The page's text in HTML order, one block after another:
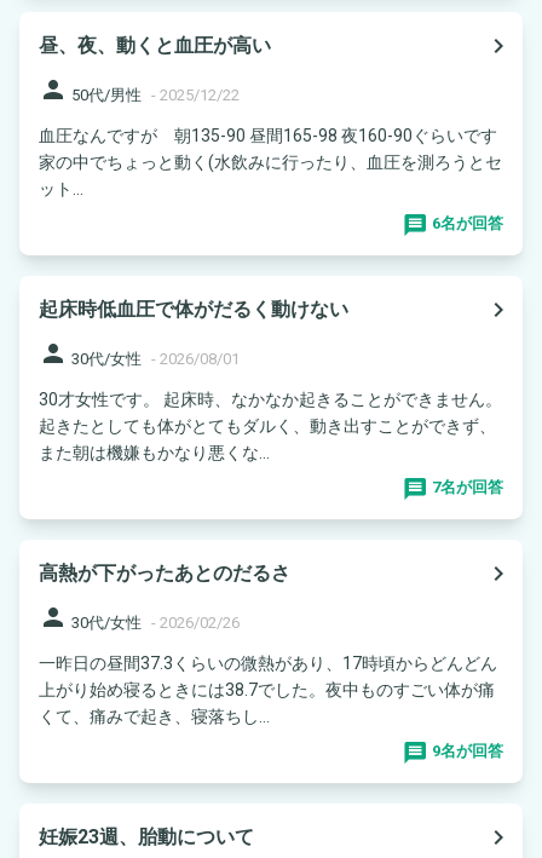
昼、夜、動くと血圧が高い
navigate_next
person 50代/男性 - 2025/12/22
血圧なんですが 朝135-90 昼間165-98 夜160-90ぐらいです
家の中でちょっと動く(水飲みに行ったり、血圧を測ろうとセ
ット...
6名が回答
起床時低血圧で体がだるく動けない
navigate_next
person 30代/女性 - 2026/08/01
30才女性です。 起床時、なかなか起きることができません。
起きたとしても体がとてもダルく、動き出すことができず、
また朝は機嫌もかなり悪くな...
7名が回答
高熱が下がったあとのだるさ
navigate_next
person 30代/女性 - 2026/02/26
一昨日の昼間37.3くらいの微熱があり、17時頃からどんどん
上がり始め寝るときには38.7でした。夜中ものすごい体が痛
くて、痛みで起き、寝落ちし...
9名が回答
妊娠23週、胎動について
navigate_next